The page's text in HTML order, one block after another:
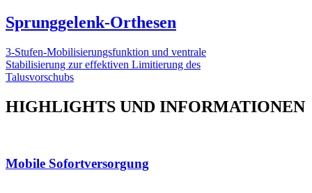
Sprunggelenk-Orthesen
3-Stufen-Mobilisierungsfunktion und ventrale
Stabilisierung zur effektiven Limitierung des
Talusvorschubs
HIGHLIGHTS UND INFORMATIONEN
Mobile Sofortversorgung